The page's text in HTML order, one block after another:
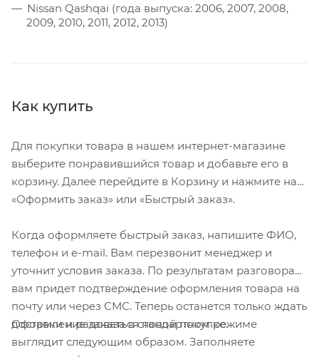
Nissan Qashqai (года выпуска: 2006, 2007, 2008,
2009, 2010, 2011, 2012, 2013)
Как купить
Для покупки товара в нашем интернет-магазине
выберите понравившийся товар и добавьте его в
корзину. Далее перейдите в Корзину и нажмите на
«Оформить заказ» или «Быстрый заказ».
Когда оформляете быстрый заказ, напишите ФИО,
телефон и e-mail. Вам перезвонит менеджер и
уточнит условия заказа. По результатам разговора
вам придет подтверждение оформления товара на
почту или через СМС. Теперь останется только ждать
доставки и радоваться новой покупке.
Оформление заказа в стандартном режиме
выглядит следующим образом. Заполняете